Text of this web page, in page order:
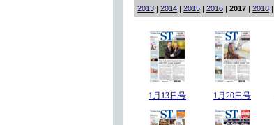
2013 | 2014 | 2015 | 2016 | 2017 | 2018 |
1月13日号 1月20日号